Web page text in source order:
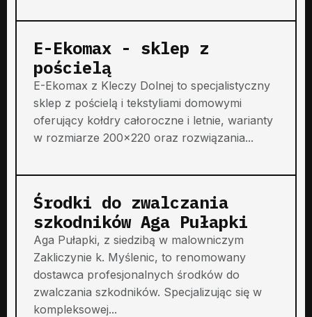
E-Ekomax - sklep z
pościelą
E-Ekomax z Kleczy Dolnej to specjalistyczny
sklep z pościelą i tekstyliami domowymi
oferujący kołdry całoroczne i letnie, warianty
w rozmiarze 200x220 oraz rozwiązania...
Środki do zwalczania
szkodników Aga Pułapki
Aga Pułapki, z siedzibą w malowniczym
Zakliczynie k. Myślenic, to renomowany
dostawca profesjonalnych środków do
zwalczania szkodników. Specjalizując się w
kompleksowej...